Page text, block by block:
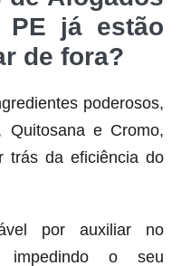
PE já estão
de fora?
poderosos,
Quitosana e Cromo,
trás da eficiência do
por auxiliar no
impedindo o seu